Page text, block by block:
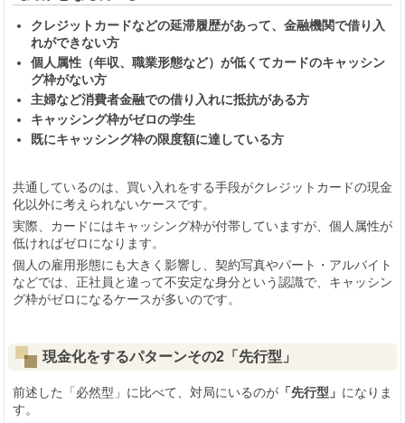
クレジットカードなどの延滞履歴があって、金融機関で借り入
れができない方
個人属性（年収、職業形態など）が低くてカードのキャッシン
グ枠がない方
主婦など消費者金融での借り入れに抵抗がある方
キャッシング枠がゼロの学生
既にキャッシング枠の限度額に達している方
共通しているのは、買い入れをする手段がクレジットカードの現金
化以外に考えられないケースです。
実際、カードにはキャッシング枠が付帯していますが、個人属性が
低ければゼロになります。
個人の雇用形態にも大きく影響し、契約写真やパート・アルバイト
などでは、正社員と違って不安定な身分という認識で、キャッシン
グ枠がゼロになるケースが多いのです。
現金化をするパターンその2 「先行型」
前述した「必然型」に比べて、対局にいるのが 「先行型」 になりま
す。